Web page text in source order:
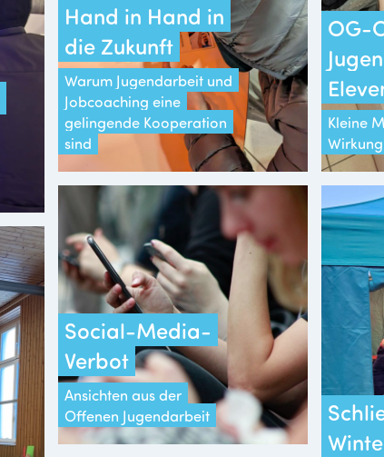
Hand in Hand in
die Zukunft
Warum Jugendarbeit und
Jobcoaching eine
gelingende Kooperation
sind
OG-
Kleine
Wirkung
Social-Media-
Verbot
Ansichten aus der
Offenen Jugendarbeit